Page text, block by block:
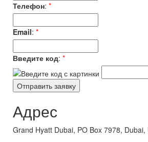
Телефон: *
Email: *
Введите код: *
Адрес
Grand Hyatt Dubai, PO Box 7978,